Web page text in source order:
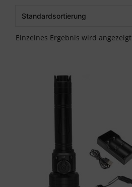
Einzelnes Ergebnis wird angezeigt